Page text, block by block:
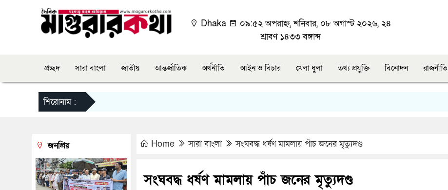
Dhaka
০৯:৫২ অপরাহ্ন, শনিবার, ০৮ অগাস্ট ২০২৬, ২৪
শ্রাবণ ১৪৩৩ বঙ্গাব্দ
প্রচ্ছদ সারা বাংলা জাতীয় আন্তর্জাতিক অর্থনীতি আইন ও বিচার খেলা ধুলা তথ্য প্রযুক্তি বিনোদন রাজনীতি
শিরোনাম :
Home সারা বাংলা সংঘবদ্ধ ধর্ষণ মামলায় পাঁচ জনের মৃত্যুদণ্ড
সংঘবদ্ধ ধর্ষণ মামলায় পাঁচ জনের মৃত্যুদণ্ড
জনপ্রিয়